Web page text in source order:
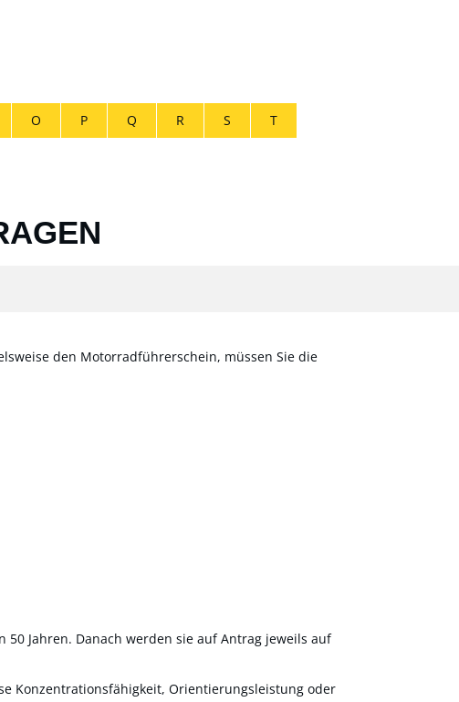
O P Q R S T
den Motorradführerschein, müssen Sie die
50 Jahren. Danach werden sie auf Antrag jeweils auf
Konzentrationsfähigkeit, Orientierungsleistung oder